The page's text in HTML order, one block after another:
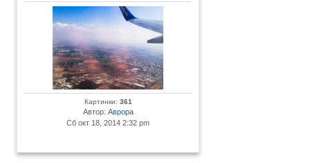
Картинки: 361
Автор: Аврора
Сб окт 18, 2014 2:32 pm